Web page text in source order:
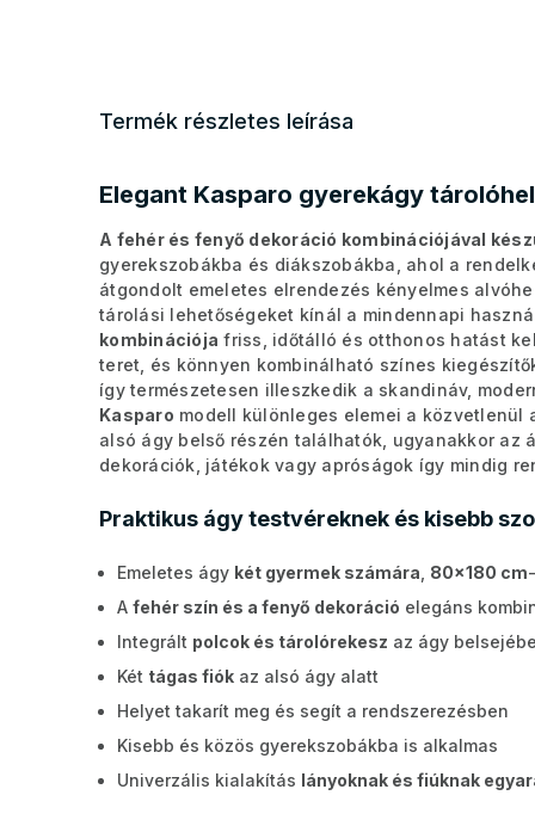
Termék részletes leírása
Elegant Kasparo gyerekágy
A fehér és fenyő dekoráció kombinációjával
gyerekszobákba és diákszobákba, ahol a
átgondolt emeletes elrendezés kényelmes
tárolási lehetőségeket kínál a mindennapi
kombinációja friss, időtálló és otthonos hatást
teret, és könnyen kombinálható színes
így természetesen illeszkedik a skandináv,
Kasparo modell különleges elemei a közvetlenül
alsó ágy belső részén találhatók, ugyanakkor az
dekorációk, játékok vagy apróságok így mindig
Praktikus ágy testvéreknek és kisebb
Emeletes ágy két gyermek számára 80x180 cm
A fehér szín és a fenyő dekoráció elegáns
Integrált polcok és tárolórekesz az ágy
Két tágas fiók az alsó ágy alatt
Helyet takarít meg és segít a rendszerezésben
Kisebb és közös gyerekszobákba is alkalmas
Univerzális kialakítás lányoknak és fiúknak